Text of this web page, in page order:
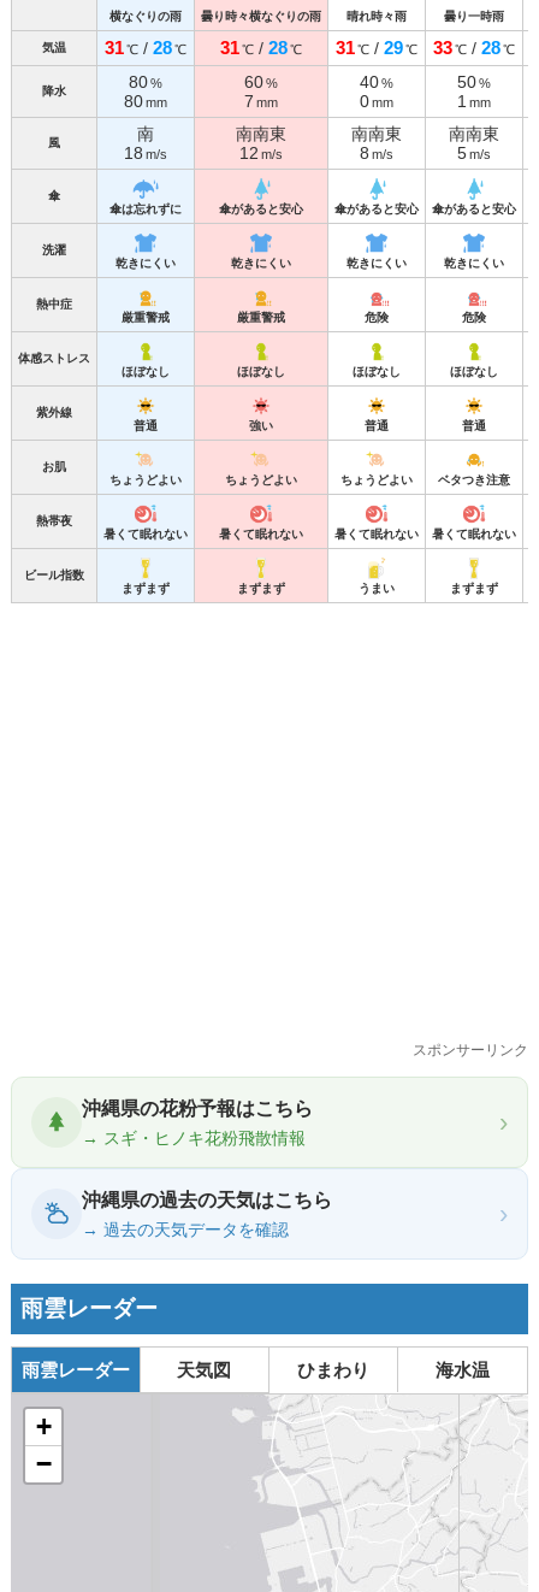
横なぐりの雨 曇り時々横なぐりの雨 晴れ時々雨 曇り一時雨
気温 31℃/ 28℃ 31℃/ 28℃ 31℃/ 29℃ 33℃/ 28℃
降水 80%
80mm
60%
7 mm
40%
0mm
50%
1 mm
風
南
18 m/s
南南東
12 m/s
南南東
8 m/s
南南東
5m/s
傘
傘は忘れずに
傘があると安心 傘があると安心 傘があると安心
洗濯
乾きにくい
乾きにくい 乾きにくい 乾きにくい
熱中症
厳重警戒
厳重警戒 危険 危険
体感ストレス
ほぼなし
ほぼなし ほぼなし ほぼなし
紫外線
普通
強い 普通 普通
お肌
ちょうどよい
ちょうどよい ちょうどよい ベタつき注意
熱帯夜
暑くて眠れない
暑くて眠れない 暑くて眠れない 暑くて眠れない
ビール指数
まずまず
まずまず うまい まずまず
スポンサーリンク
沖縄県の花粉予報はこちら
→ スギ・ヒノキ花粉飛散情報
›
沖縄県の過去の天気はこちら
→ 過去の天気データを確認
›
雨雲レーダー
雨雲レーダー 天気図 ひまわり 海水温
+
−